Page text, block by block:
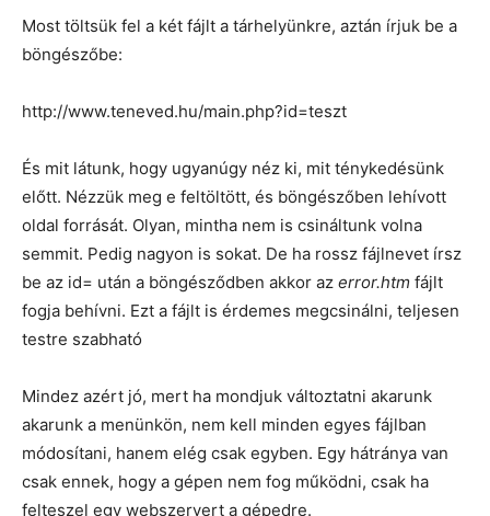
Most töltsük fel a két fájlt a tárhelyünkre, aztán írjuk be a
böngészőbe:
http://www.teneved.hu/main.php?id=teszt
És mit látunk, hogy ugyanúgy néz ki, mit ténykedésünk
előtt. Nézzük meg e feltöltött, és böngészőben lehívott
oldal forrását. Olyan, mintha nem is csináltunk volna
semmit. Pedig nagyon is sokat. De ha rossz fájlnevet írsz
be az id= után a böngésződben akkor az error.htm fájlt
fogja behívni. Ezt a fájlt is érdemes megcsinálni, teljesen
testre szabható
Mindez azért jó, mert ha mondjuk változtatni akarunk
akarunk a menünkön, nem kell minden egyes fájlban
módosítani, hanem elég csak egyben. Egy hátránya van
csak ennek, hogy a gépen nem fog működni, csak ha
felteszel egy webszervert a gépedre.